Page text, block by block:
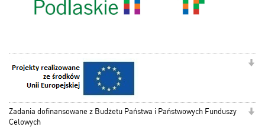
Zadania dofinansowane z Budżetu Państwa i Państwowych Funduszy
Celowych